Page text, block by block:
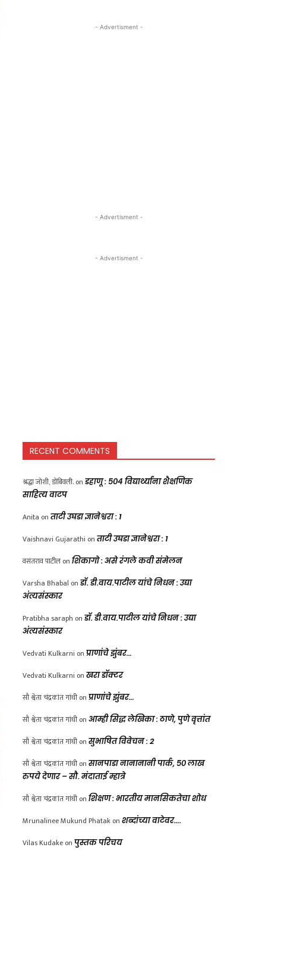
- Advertisment -
- Advertisment -
- Advertisment -
RECENT COMMENTS
श्रद्धा जोशी, डोंबिवली. on डहाणू : ५०४ विद्यार्थ्यांना शैक्षणिक
साहित्य वाटप
Anita on ताटी उघडा ज्ञानेश्वरा : 1
Vaishnavi Gujarathi on ताटी उघडा ज्ञानेश्वरा : 1
वसंतराव पाटील on शिकागो : असे रंगले कवी संमेलन
Varsha Bhabal on डॉ. डी.वाय.पाटील यांचे निधन : उद्या
अंत्यसंस्कार
Pratibha saraph on डॉ. डी.वाय.पाटील यांचे निधन : उद्या
अंत्यसंस्कार
Vedvati Kulkarni on प्राणांचे झुंबर…
Vedvati Kulkarni on खरा डॉक्टर
सौ श्वेता चंद्रकांत गांधी on प्राणांचे झुंबर…
सौ श्वेता चंद्रकांत गांधी on आम्ही सिद्ध लेखिका : ठाणे, पुणे वृत्तांत
सौ श्वेता चंद्रकांत गांधी on सुभाषित विवेचन : 2
सौ श्वेता चंद्रकांत गांधी on सानपाडा नानानानी पार्क, ५० लाख
रुपये देणार – सौ. मंदाताई म्हात्रे
सौ श्वेता चंद्रकांत गांधी on शिक्षण : भारतीय मानसिकतेचा शोध
Mrunalinee Mukund Phatak on शब्दांच्या वाटेवर….
Vilas Kudake on पुस्तक परिचय